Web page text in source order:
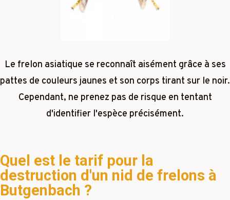
Le frelon asiatique se reconnaît aisément grâce à ses
pattes de couleurs jaunes et son corps tirant sur le noir.
Cependant, ne prenez pas de risque en tentant
d'identifier l'espèce précisément.
Quel est le tarif pour la
destruction d'un nid de frelons à
Butgenbach ?